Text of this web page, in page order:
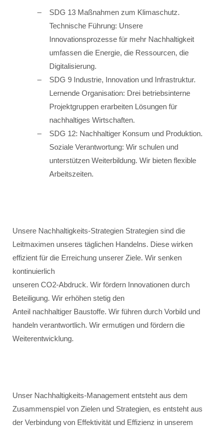
SDG 13 Maßnahmen zum Klimaschutz.
Technische Führung: Unsere
Innovationsprozesse für mehr Nachhaltigkeit
umfassen die Energie, die Ressourcen, die
Digitalisierung.
SDG 9 Industrie, Innovation und Infrastruktur.
Lernende Organisation: Drei betriebsinterne
Projektgruppen erarbeiten Lösungen für
nachhaltiges Wirtschaften.
SDG 12: Nachhaltiger Konsum und Produktion.
Soziale Verantwortung: Wir schulen und
unterstützen Weiterbildung. Wir bieten flexible
Arbeitszeiten.
Unsere Nachhaltigkeits-Strategien Strategien sind die
Leitmaximen unseres täglichen Handelns. Diese wirken
effizient für die Erreichung unserer Ziele. Wir senken
kontinuierlich
unseren CO2-Abdruck. Wir fördern Innovationen durch
Beteiligung. Wir erhöhen stetig den
Anteil nachhaltiger Baustoffe. Wir führen durch Vorbild und
handeln verantwortlich. Wir ermutigen und fördern die
Weiterentwicklung.
Unser Nachhaltigkeits-Management entsteht aus dem
Zusammenspiel von Zielen und Strategien, es entsteht aus
der Verbindung von Effektivität und Effizienz in unserem